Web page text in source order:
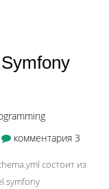
комментария 3
состоит из
symfony